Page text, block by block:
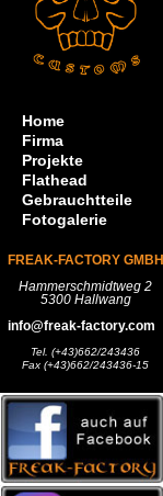
Home
Firma
Projekte
Flathead
Gebrauchtteile
Fotogalerie
FREAK-FACTORY GMBH
Hammerschmidtweg 2
5300 Hallwang
info@freak-factory.com
Tel. (+43)662/243436
Fax (+43)662/243436-15